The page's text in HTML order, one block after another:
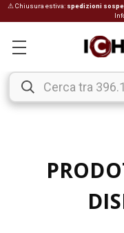
⚠ Chiusura estiva: spedizioni